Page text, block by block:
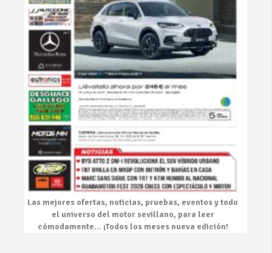
Las mejores ofertas, noticias, pruebas, eventosy todo
el universo del motor sevillano, para leer
cómodamente… ¡Todos los meses nueva edición!